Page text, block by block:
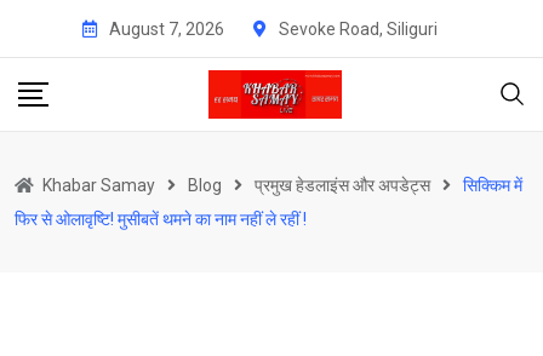
content
August 7, 2026 Sevoke Road, Siliguri
Khabar Samay Blog प्रमुख हेडलाइंस और अपडेट्स
सिक्किम में
फिर से ओलावृष्टि! मुसीबतें थमने का नाम नहीं ले रहीं !